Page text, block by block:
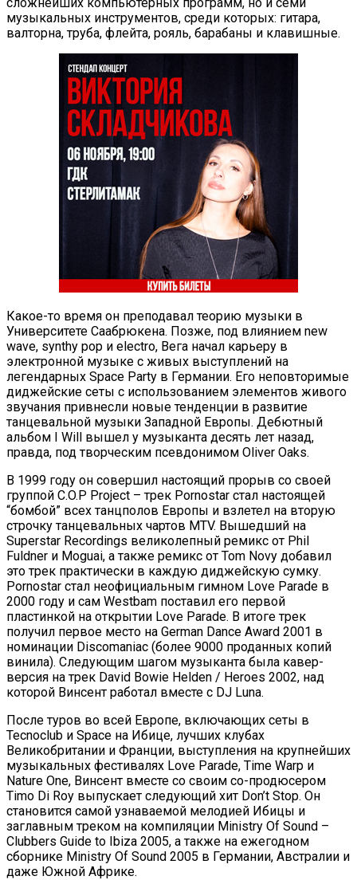
музыкальных инструментов, среди которых: гитара,
валторна, труба, флейта, рояль, барабаны и клавишные.
Какое-то время он преподавал теорию музыки в
Университете Саабрюкена. Позже, под влиянием new
wave, synthy pop и electro, Вега начал карьеру в
электронной музыке с живых выступлений на
легендарных Space Рarty в Германии. Его неповторимые
диджейские сеты с использованием элементов живого
звучания привнесли новые тенденции в развитие
танцевальной музыки Западной Европы. Дебютный
альбом I Will вышел у музыканта десять лет назад,
правда, под творческим псевдонимом Oliver Oaks.
В 1999 году он совершил настоящий прорыв со своей
группой C.O.P Project – трек Pornostar стал настоящей
“бомбой” всех танцполов Европы и взлетел на вторую
строчку танцевальных чартов MTV. Вышедший на
Superstar Recordings великолепный ремикс от Phil
Fuldner и Moguai, а также ремикс от Tom Novy добавил
это трек практически в каждую диджейскую сумку.
Pornostar стал неофициальным гимном Love Parade в
2000 году и сам Westbam поставил его первой
пластинкой на открытии Love Parade. В итоге трек
получил первое место на German Dance Award 2001 в
номинации Discomaniac (более 9000 проданных копий
винила). Следующим шагом музыканта была кавер-
версия на трек David Bowie Helden / Heroes 2002, над
которой Винсент работал вместе c DJ Luna.
После туров во всей Европе, включающих сеты в
Tecnoclub и Space на Ибице, лучших клубах
Великобритании и Франции, выступления на крупнейших
музыкальных фестивалях Love Parade, Time Warp и
Nature One, Винсент вместе со своим со-продюсером
Timo Di Roy выпускает следующий хит Don’t Stop. Он
становится самой узнаваемой мелодией Ибицы и
заглавным треком на компиляции Ministry Of Sound –
Clubbers Guide to Ibiza 2005, а также на ежегодном
сборнике Ministry Of Sound 2005 в Германии, Австралии и
даже Южной Африке.